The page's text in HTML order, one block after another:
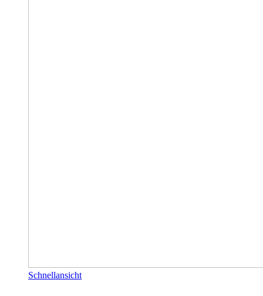
Schnellansicht